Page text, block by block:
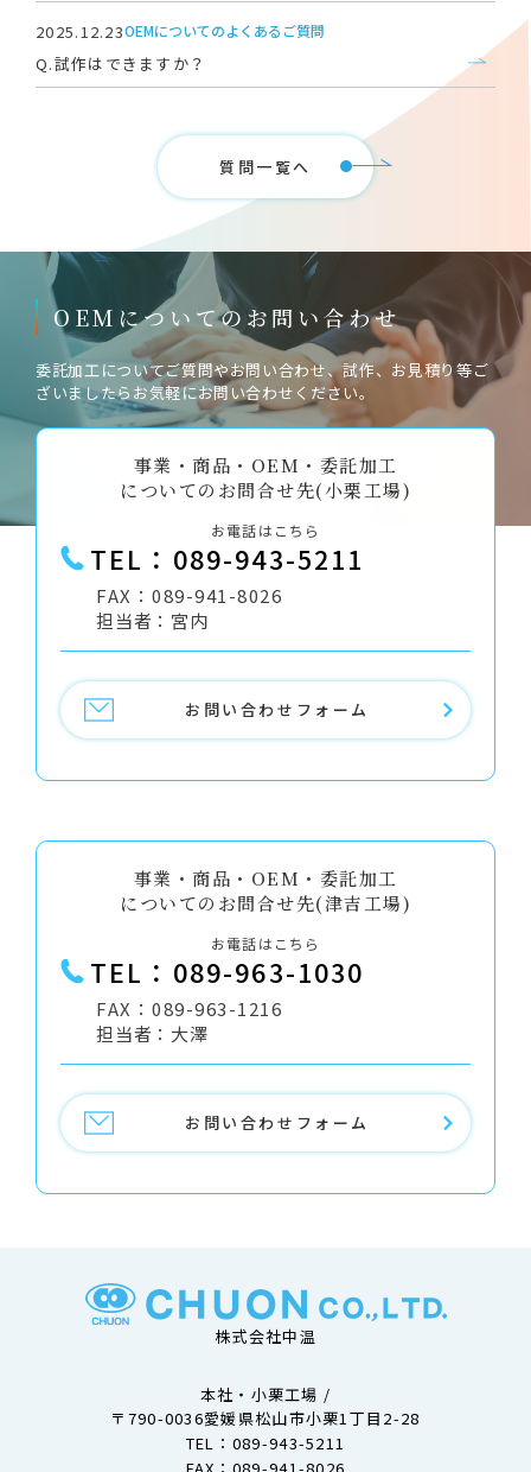
2025.12.23OEMについてのよくあるご質問
Q.試作はできますか？
質問一覧へ
OEMについてのお問い合わせ
委託加工についてご質問やお問い合わせ、試作、お見積り等ご
ざいましたらお気軽にお問い合わせください。
事業・商品・OEM・委託加工
についてのお問合せ先(小栗工場)
お電話はこちら
TEL：089-943-5211
FAX：089-941-8026
担当者：宮内
お問い合わせフォーム
事業・商品・OEM・委託加工
についてのお問合せ先(津吉工場)
お電話はこちら
TEL：089-963-1030
FAX：089-963-1216
担当者：大澤
お問い合わせフォーム
株式会社中温
本社・小栗工場 /
〒790-0036愛媛県松山市小栗1丁目2-28
TEL： 089-943-5211